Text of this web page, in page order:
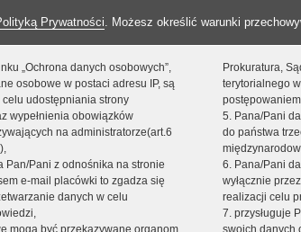
Prywatności. Możesz określić warunki
„Ochrona danych osobowych”,
osobowe w postaci adresu IP, są
udostępniania strony
wypełnienia obowiązków
na administratorze(art.6
Pan/Pani z odnośnika na stronie
e-mail placówki to zgadza się
danych w celu
mogą być przekazywane organom
Prokuratura,
terytorialnego
5. Pana/Pani
do państwa
6. Pana/Pani
wyłącznie
realizacji celu
7. przysługuje
swoich danych